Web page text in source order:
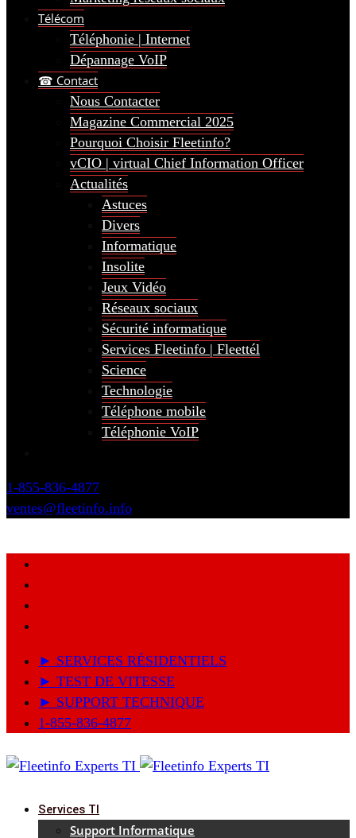
Télécom
Téléphonie | Internet
Dépannage VoIP
☎ Contact
Nous Contacter
Magazine Commercial 2025
Pourquoi Choisir Fleetinfo?
vCIO | virtual Chief Information Officer
Actualités
Astuces
Divers
Informatique
Insolite
Jeux Vidéo
Réseaux sociaux
Sécurité informatique
Services Fleetinfo | Fleettél
Science
Technologie
Téléphone mobile
Téléphonie VoIP
1-855-836-4877
ventes@fleetinfo.info
► SERVICES RÉSIDENTIELS
► TEST DE VITESSE
► SUPPORT TECHNIQUE
1-855-836-4877
Services TI
Support Informatique